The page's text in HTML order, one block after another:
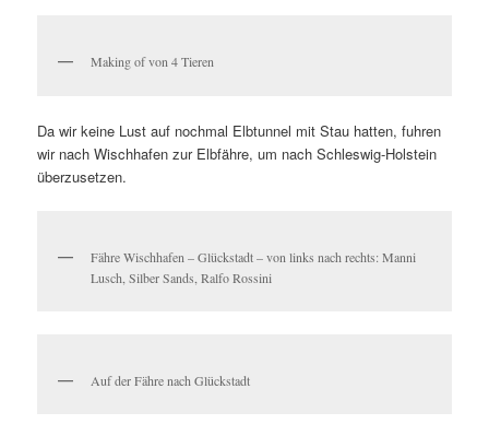
Making of von 4 Tieren
Da wir keine Lust auf nochmal Elbtunnel mit Stau hatten, fuhren
wir nach Wischhafen zur Elbfähre, um nach Schleswig-Holstein
überzusetzen.
Fähre Wischhafen – Glückstadt – von links nach rechts: Manni
Lusch, Silber Sands, Ralfo Rossini
Auf der Fähre nach Glückstadt